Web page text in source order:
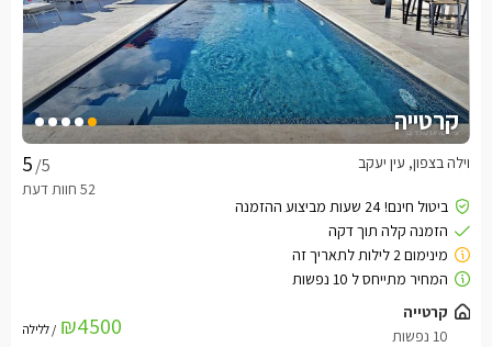
קרטייה
/5 וילה בצפון, עין יעקב
קרטייה
10 נפשות
₪4500 / ללילה